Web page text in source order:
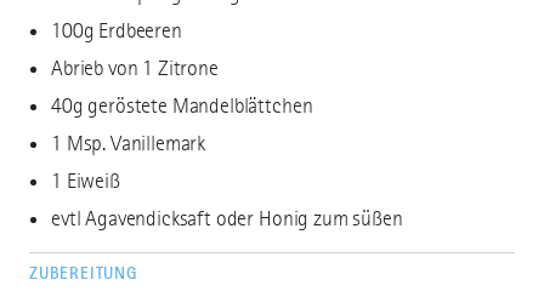
100g Erdbeeren
Abrieb von 1 Zitrone
40g geröstete Mandelblättchen
1 Msp. Vanillemark
1 Eiweiß
evtl Agavendicksaft oder Honig zum süßen
ZUBEREITUNG